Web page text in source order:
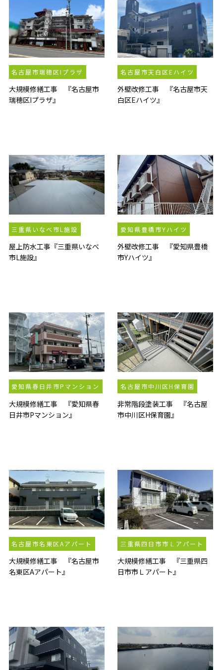
名古屋市瑞穂区Iプラザ
大規模修繕工事 『名古屋市
瑞穂区Iプラザ』
名古屋市天白区Eハイツ
外壁改修工事 『名古屋市天
白区Eハイツ』
三重県いなべ市L施設
屋上防水工事『三重県いなべ
市L施設』
愛知県豊橋市Yハイツ
外壁改修工事 『愛知県豊橋
市Yハイツ』
愛知県春日井市Pマンション
大規模修繕工事 『愛知県春
日井市Pマンション』
名古屋市中川区H保育園
非常階段塗装工事 『名古屋
市中川区H保育園』
名古屋市名東区Aアパート
大規模修繕工事 『名古屋市
名東区Aアパート』
三重県四日市市Ｌアパート
大規模修繕工事 『三重県四
日市市Ｌアパート』